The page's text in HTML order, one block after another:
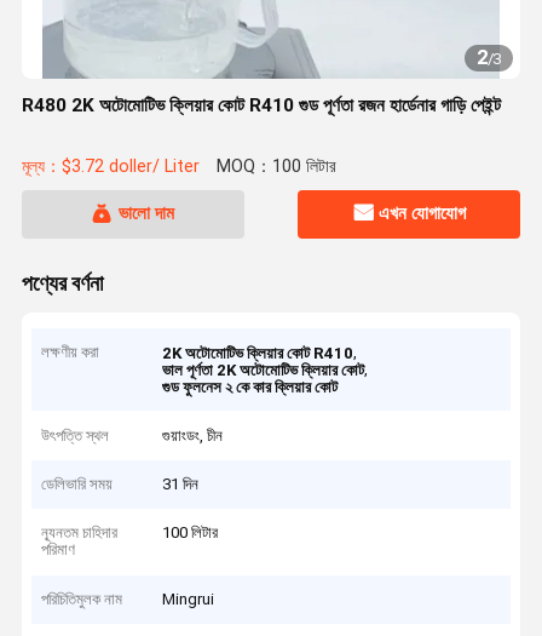
2/3
R480 2K অটোমোটিভ ক্লিয়ার কোট R410 গুড পূর্ণতা রজন হার্ডেনার গাড়ি পেইন্ট
মূল্য：$3.72 doller/ Liter MOQ：100 লিটার
ভালো দাম এখন যোগাযোগ
পণ্যের বর্ণনা
লক্ষণীয় করা 2K অটোমোটিভ ক্লিয়ার কোট R410,
ভাল পূর্ণতা 2K অটোমোটিভ ক্লিয়ার কোট,
গুড ফুলনেস ২ কে কার ক্লিয়ার কোট
উৎপত্তি স্থল গুয়াংডং, চীন
ডেলিভারি সময় 31 দিন
ন্যূনতম চাহিদার
পরিমাণ
100 লিটার
পরিচিতিমুলক নাম Mingrui